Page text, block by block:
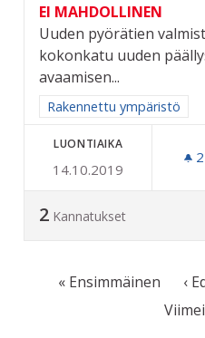
EI MAHDOLLINEN
Uuden pyörätien
kokonkatu uuden
avaamisen...
Rajaa tulokset aihepiirin
Rakennettu ympäristö
LUONTIAIKA
14.10.2019
2
2 Kannatukset
« Ensimmäinen ‹